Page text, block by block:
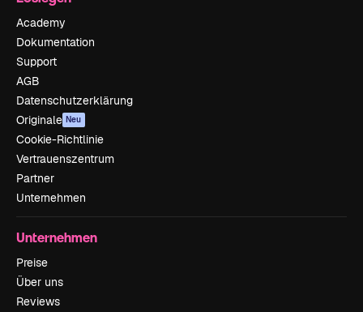
Academy
Dokumentation
Support
AGB
Datenschutzerklärung
Originale Neu
Cookie-Richtlinie
Vertrauenszentrum
Partner
Unternehmen
Unternehmen
Preise
Über uns
Reviews